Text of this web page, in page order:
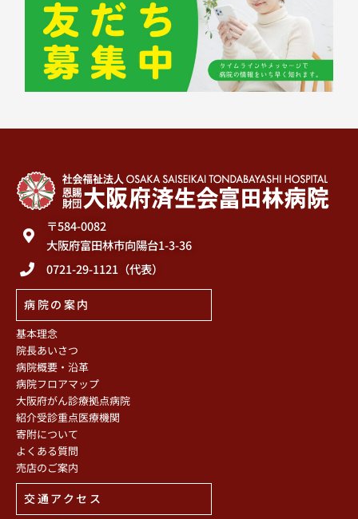
〒584-0082
大阪府富田林市向陽台1-3-36
0721-29-1121（代表）
病院の案内
基本理念
院長あいさつ
病院概要・沿革
病院フロアマップ
大阪府がん診療拠点病院
紹介受診重点医療機関
寄附について
よくある質問
売店のご案内
交通アクセス